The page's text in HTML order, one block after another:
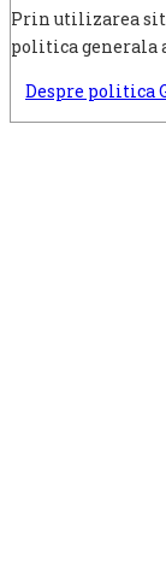
Prin utilizarea
politica generala
Despre politica